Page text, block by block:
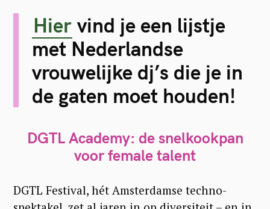
Hier vind je een lijstje
met Nederlandse
vrouwelijke dj’s die je in
de gaten moet houden!
DGTL Academy: de snelkookpan
voor female talent
DGTL Festival, hét Amsterdamse techno-